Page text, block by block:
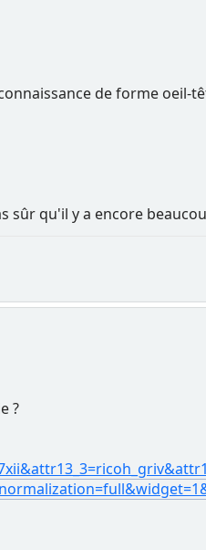
de forme oeil-
sûr qu'il y a encore
?